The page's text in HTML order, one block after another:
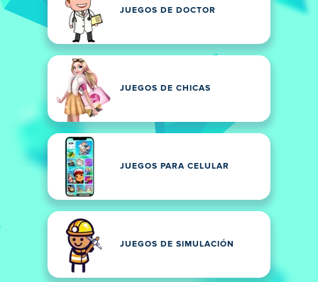
JUEGOS DE DOCTOR
JUEGOS DE CHICAS
JUEGOS PARA CELULAR
JUEGOS DE SIMULACIÓN